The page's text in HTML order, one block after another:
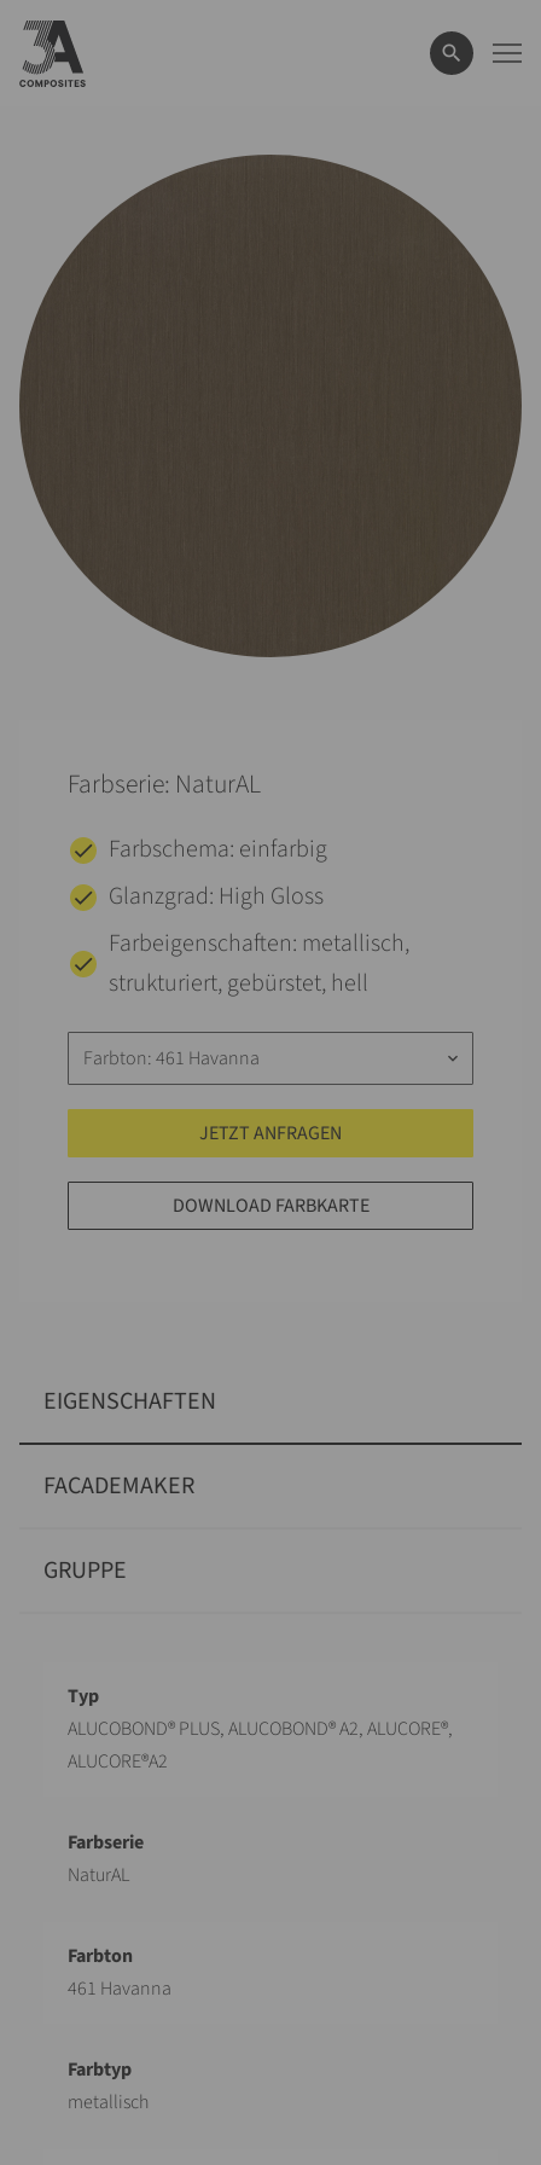
eingeben
Farbserie: NaturAL
Farbschema: einfarbig
Glanzgrad: High Gloss
Farbeigenschaften: metallisch,
strukturiert, gebürstet, hell
Farbton: 461 Havanna keyboard_arrow_down
JETZT ANFRAGEN
DOWNLOAD FARBKARTE
EIGENSCHAFTEN
FACADEMAKER
GRUPPE
Bezeichnung
ALUCOBOND® PLUS, ALUCOBOND® A2, ALUCORE®,
ALUCORE®A2
NaturAL
461 Havanna
metallisch